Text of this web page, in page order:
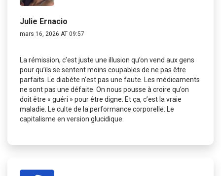
Julie Ernacio
mars 16, 2026 AT 09:57
La rémission, c’est juste une illusion qu’on vend aux gens
pour qu’ils se sentent moins coupables de ne pas être
parfaits. Le diabète n’est pas une faute. Les médicaments
ne sont pas une défaite. On nous pousse à croire qu’on
doit être « guéri » pour être digne. Et ça, c’est la vraie
maladie. Le culte de la performance corporelle. Le
capitalisme en version glucidique.